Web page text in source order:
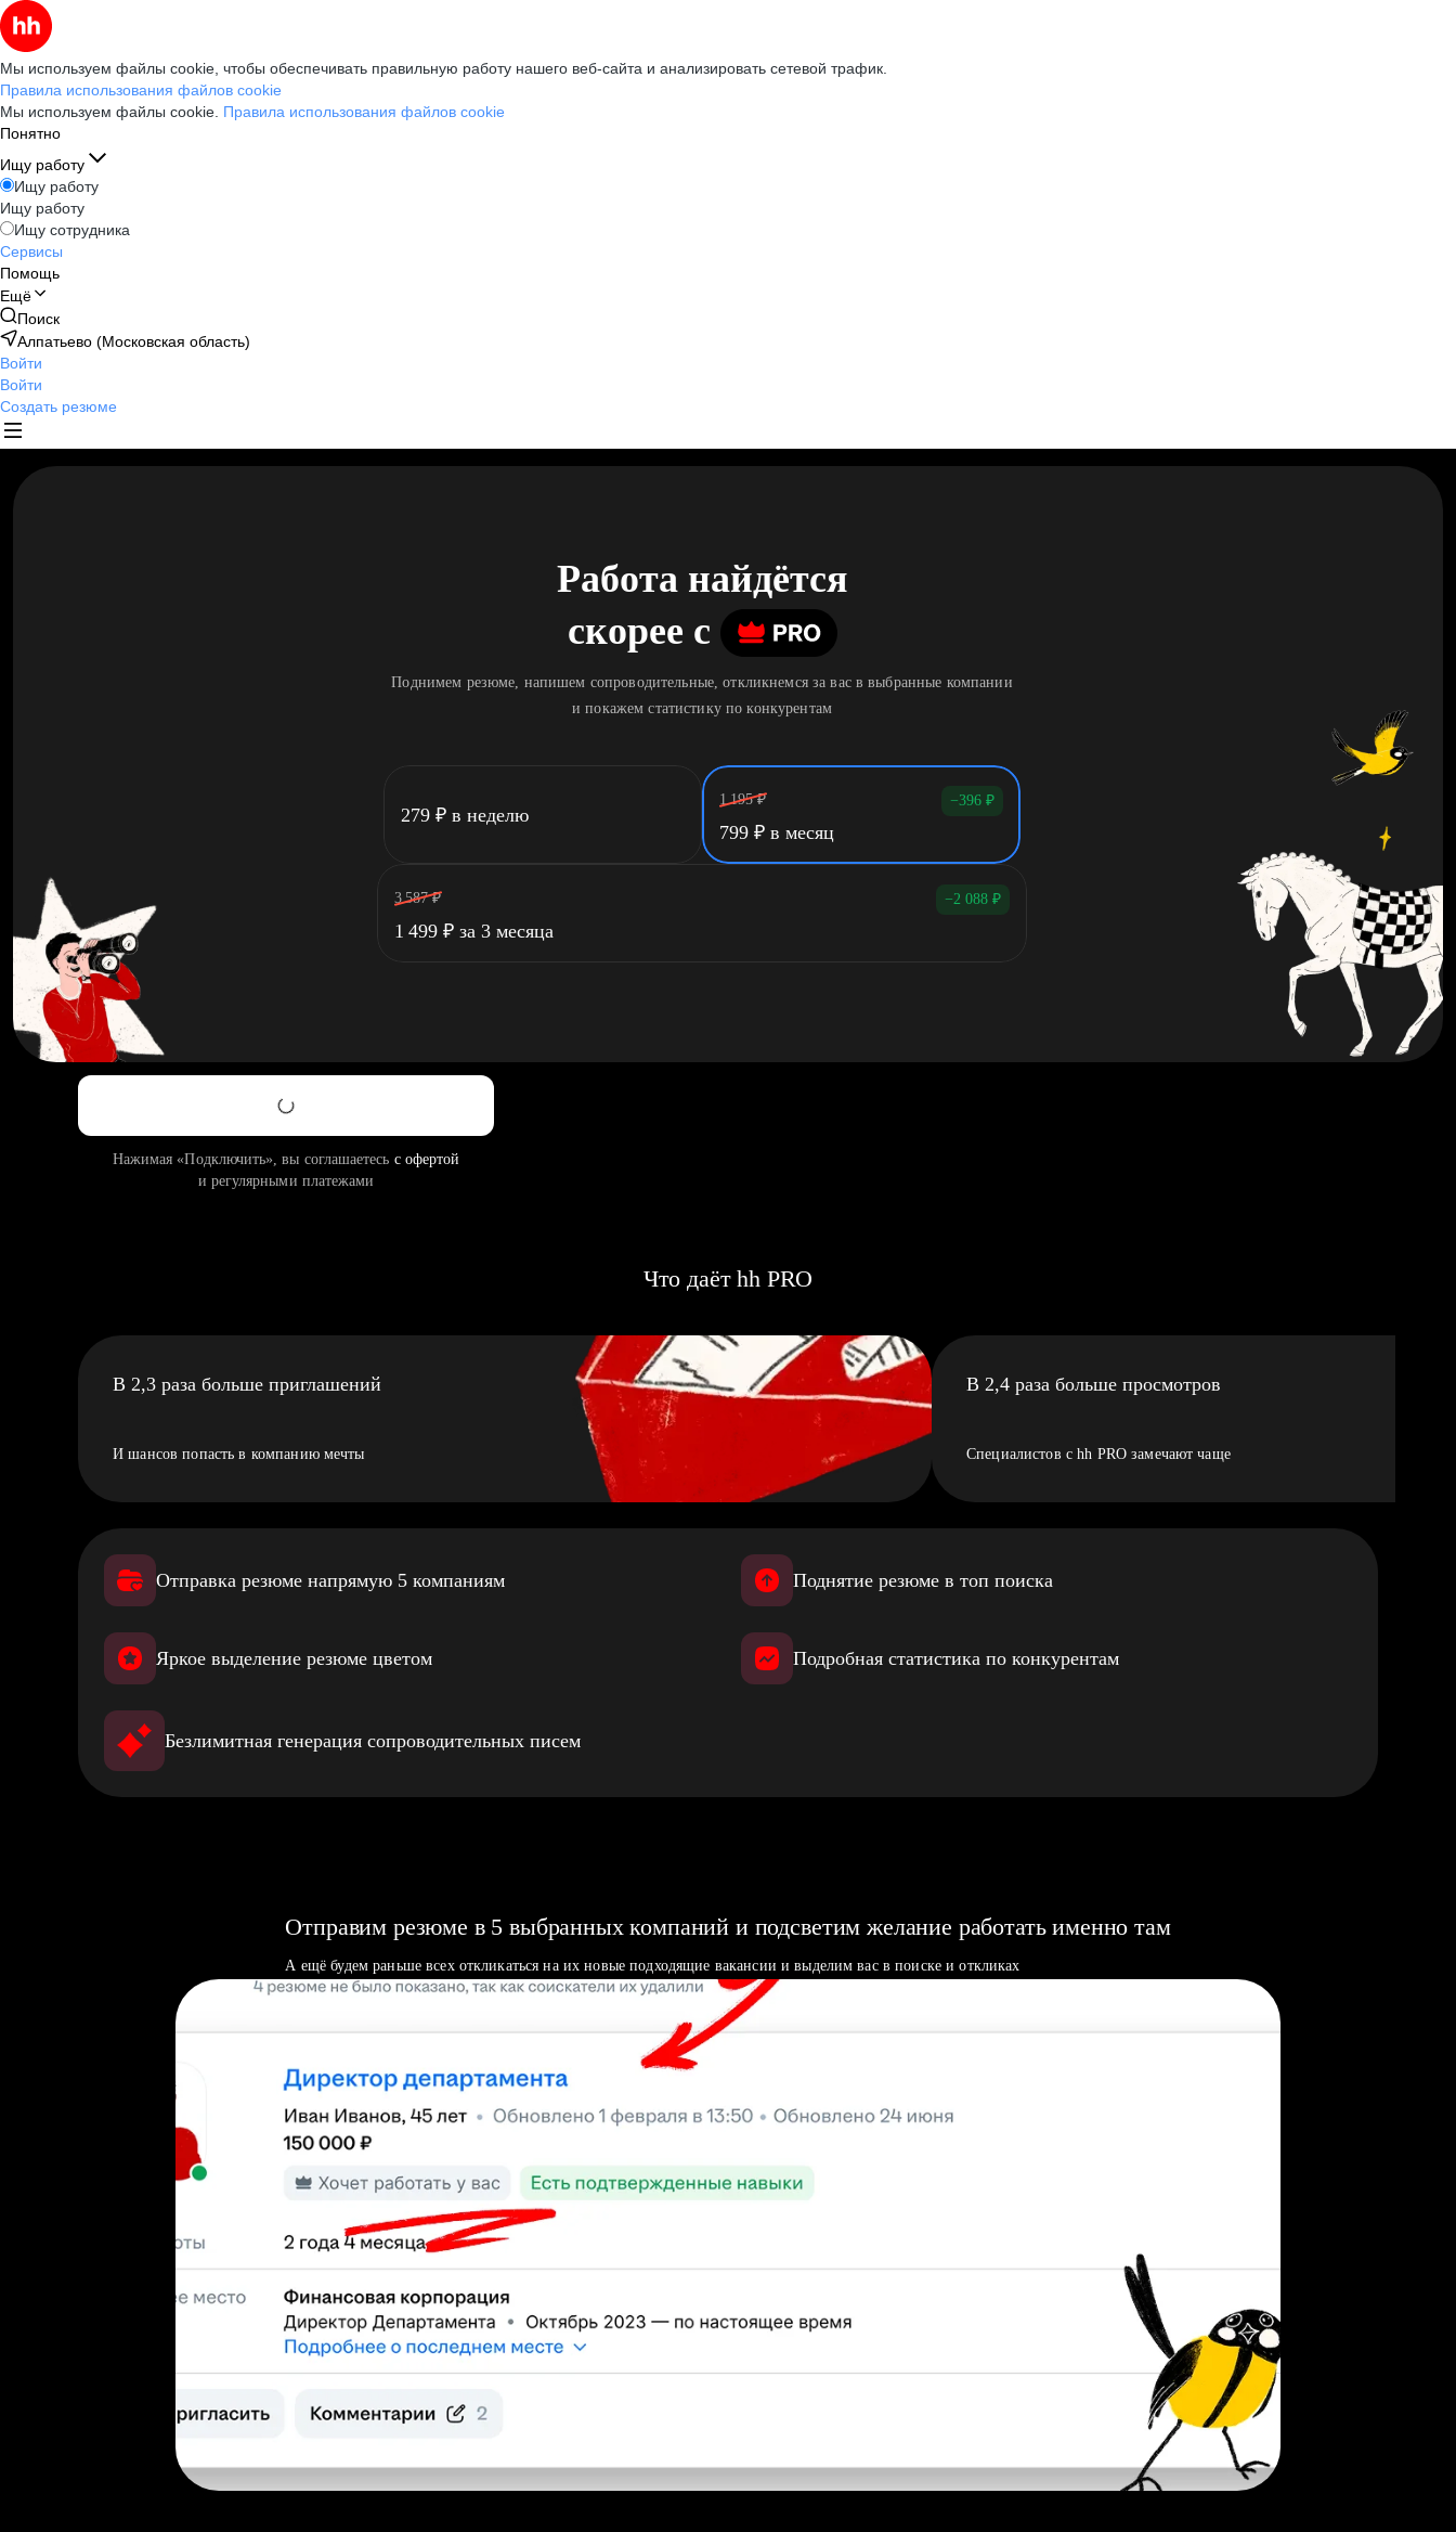
Мы используем файлы cookie, чтобы обеспечивать правильную работу нашего веб-сайта и анализировать сетевой трафик.
Правила использования файлов cookie
Мы используем файлы cookie. Правила использования файлов cookie
Понятно
Ищу работу
Ищу работу
Ищу работу
Ищу сотрудника
Сервисы
Помощь
Ещё
Поиск
Алпатьево (Московская область)
Войти
Войти
Создать резюме
Работа найдётся
скорее c
Поднимем резюме, напишем сопроводительные, откликнемся за вас в выбранные компании
и покажем статистику по конкурентам
279 ₽ в неделю
1 195 ₽ −396 ₽
799 ₽ в месяц
3 587 ₽ −2 088 ₽
1 499 ₽ за 3 месяца
Нажимая «Подключить», вы соглашаетесь с офертой
и регулярными платежами
Что даёт hh PRO
В 2,3 раза больше приглашений
И шансов попасть в компанию мечты
В 2,4 раза больше просмотров
Специалистов с hh PRO замечают чаще
Отправка резюме напрямую 5 компаниям Поднятие резюме в топ поиска
Яркое выделение резюме цветом Подробная статистика по конкурентам
Безлимитная генерация сопроводительных писем
Отправим резюме в 5 выбранных компаний и подсветим желание работать именно там
А ещё будем раньше всех откликаться на их новые подходящие вакансии и выделим вас в поиске и откликах